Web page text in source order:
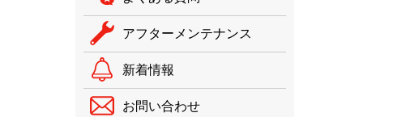
アフターメンテナンス
新着情報
お問い合わせ